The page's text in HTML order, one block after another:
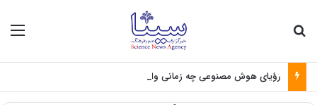
رؤیای هوش مصنوعی چه زمانی واقعی می‌شود؟